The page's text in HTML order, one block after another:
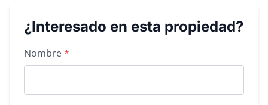
¿Interesado en esta propiedad?
Property inquiry form
Nombre*